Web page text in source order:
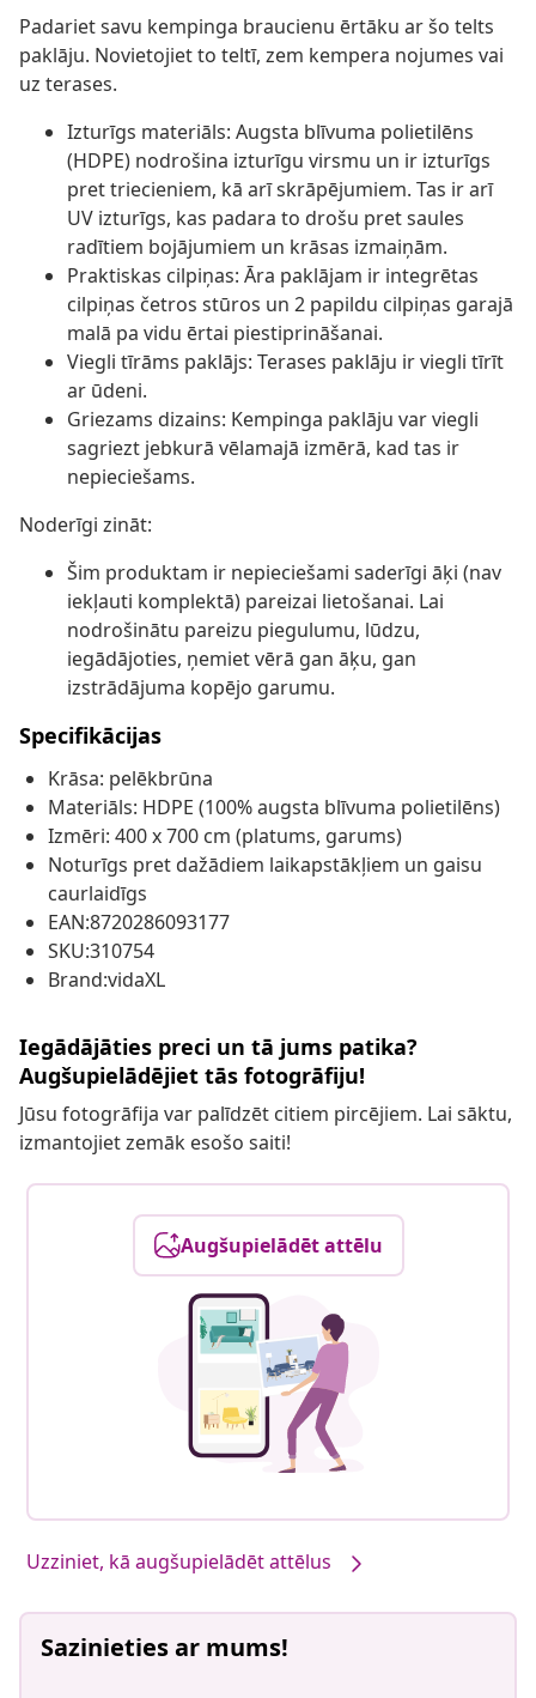
Padariet savu kempinga braucienu ērtāku ar šo telts
paklāju. Novietojiet to teltī, zem kempera nojumes vai
uz terases.
Izturīgs materiāls: Augsta blīvuma polietilēns
(HDPE) nodrošina izturīgu virsmu un ir izturīgs
pret triecieniem, kā arī skrāpējumiem. Tas ir arī
UV izturīgs, kas padara to drošu pret saules
radītiem bojājumiem un krāsas izmaiņām.
Praktiskas cilpiņas: Āra paklājam ir integrētas
cilpiņas četros stūros un 2 papildu cilpiņas garajā
malā pa vidu ērtai piestiprināšanai.
Viegli tīrāms paklājs: Terases paklāju ir viegli tīrīt
ar ūdeni.
Griezams dizains: Kempinga paklāju var viegli
sagriezt jebkurā vēlamajā izmērā, kad tas ir
nepieciešams.
Noderīgi zināt:
Šim produktam ir nepieciešami saderīgi āķi (nav
iekļauti komplektā) pareizai lietošanai. Lai
nodrošinātu pareizu piegulumu, lūdzu,
iegādājoties, ņemiet vērā gan āķu, gan
izstrādājuma kopējo garumu.
Specifikācijas
Krāsa: pelēkbrūna
Materiāls: HDPE (100% augsta blīvuma polietilēns)
Izmēri: 400 x 700 cm (platums, garums)
Noturīgs pret dažādiem laikapstākļiem un gaisu
caurlaidīgs
EAN:8720286093177
SKU:310754
Brand:vidaXL
Iegādājāties preci un tā jums patika?
Augšupielādējiet tās fotogrāfiju!
Jūsu fotogrāfija var palīdzēt citiem pircējiem. Lai sāktu,
izmantojiet zemāk esošo saiti!
Augšupielādēt attēlu
Uzziniet, kā augšupielādēt attēlus
Sazinieties ar mums!